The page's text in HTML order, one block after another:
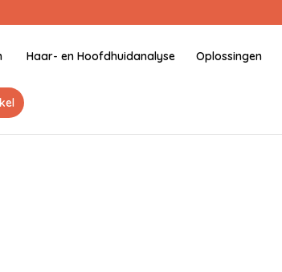
Haar- en Hoofdhuidanalyse Oplossingen